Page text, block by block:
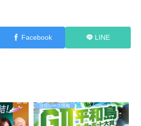
Facebook LINE
注目レース情報